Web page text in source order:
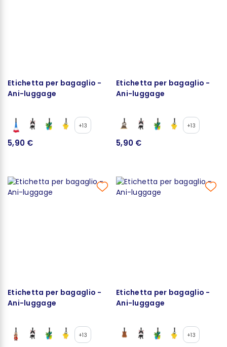
Etichetta per bagaglio -
Ani-luggage
+13
5,90 €
Etichetta per bagaglio -
Ani-luggage
+13
5,90 €
Etichetta per bagaglio -
Ani-luggage
+13
Etichetta per bagaglio -
Ani-luggage
+13